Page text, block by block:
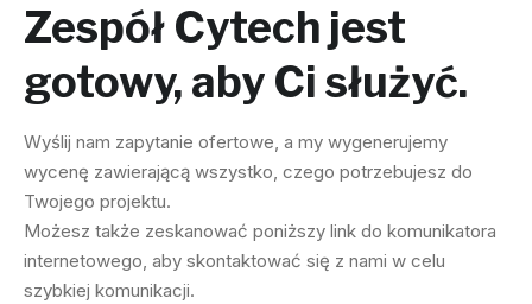
Zespół Cytech jest
gotowy, aby Ci służyć.
Wyślij nam zapytanie ofertowe, a my wygenerujemy
wycenę zawierającą wszystko, czego potrzebujesz do
Twojego projektu.
Możesz także zeskanować poniższy link do komunikatora
internetowego, aby skontaktować się z nami w celu
szybkiej komunikacji.